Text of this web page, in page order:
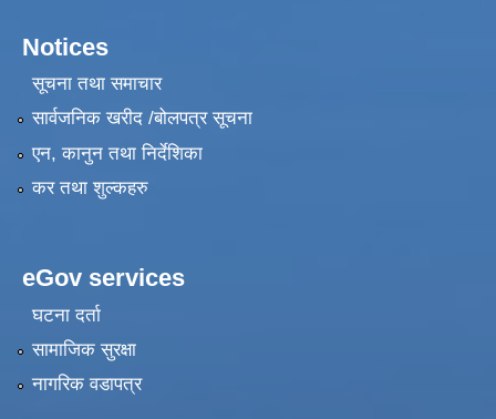
Notices
सूचना तथा समाचार
सार्वजनिक खरीद /बोलपत्र सूचना
एन, कानुन तथा निर्देशिका
कर तथा शुल्कहरु
eGov services
घटना दर्ता
सामाजिक सुरक्षा
नागरिक वडापत्र